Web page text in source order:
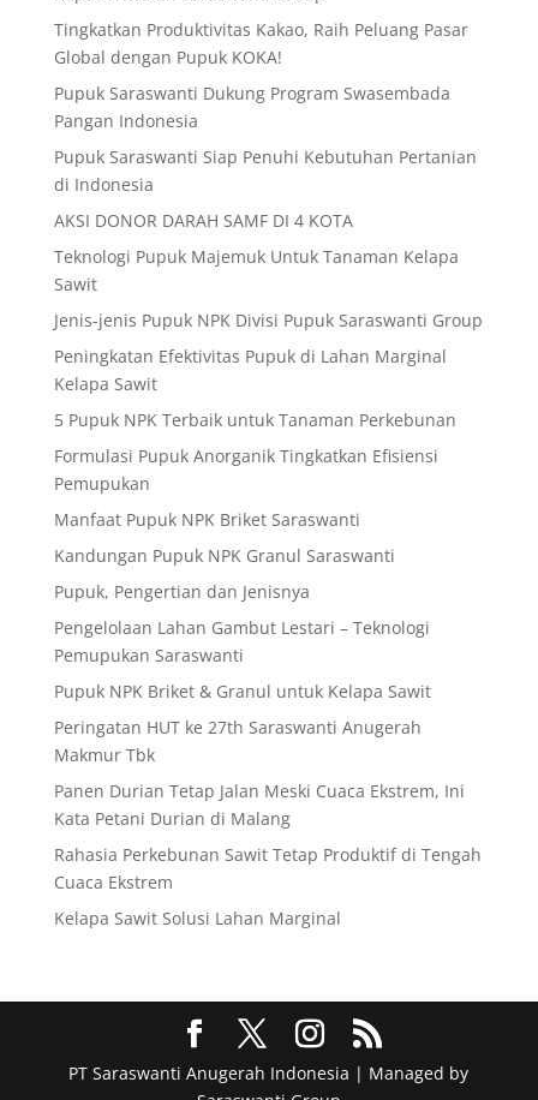
Tingkatkan Produktivitas Kakao, Raih Peluang Pasar
Global dengan Pupuk KOKA!
Pupuk Saraswanti Dukung Program Swasembada
Pangan Indonesia
Pupuk Saraswanti Siap Penuhi Kebutuhan Pertanian
di Indonesia
AKSI DONOR DARAH SAMF DI 4 KOTA
Teknologi Pupuk Majemuk Untuk Tanaman Kelapa
Sawit
Jenis-jenis Pupuk NPK Divisi Pupuk Saraswanti Group
Peningkatan Efektivitas Pupuk di Lahan Marginal
Kelapa Sawit
5 Pupuk NPK Terbaik untuk Tanaman Perkebunan
Formulasi Pupuk Anorganik Tingkatkan Efisiensi
Pemupukan
Manfaat Pupuk NPK Briket Saraswanti
Kandungan Pupuk NPK Granul Saraswanti
Pupuk, Pengertian dan Jenisnya
Pengelolaan Lahan Gambut Lestari – Teknologi
Pemupukan Saraswanti
Pupuk NPK Briket & Granul untuk Kelapa Sawit
Peringatan HUT ke 27th Saraswanti Anugerah
Makmur Tbk
Panen Durian Tetap Jalan Meski Cuaca Ekstrem, Ini
Kata Petani Durian di Malang
Rahasia Perkebunan Sawit Tetap Produktif di Tengah
Cuaca Ekstrem
Kelapa Sawit Solusi Lahan Marginal
PT Saraswanti Anugerah Indonesia | Managed by